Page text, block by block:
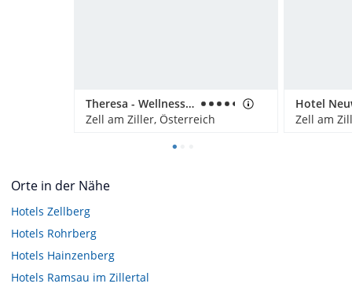
Theresa - Wellness & Genießer Hotel
Zell am Ziller, Österreich
Hotel
Zell am
Orte in der Nähe
Hotels Zellberg
Hotels Rohrberg
Hotels Hainzenberg
Hotels Ramsau im Zillertal